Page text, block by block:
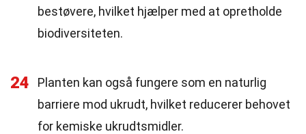
bestøvere, hvilket hjælper med at opretholde
biodiversiteten.
24
Planten kan også fungere som en naturlig
barriere mod ukrudt, hvilket reducerer behovet
for kemiske ukrudtsmidler.